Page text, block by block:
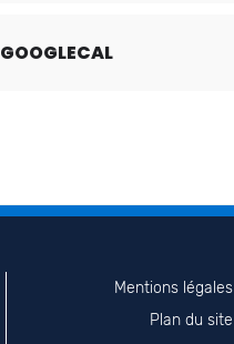
GOOGLECAL
Mentions légales
Plan du site